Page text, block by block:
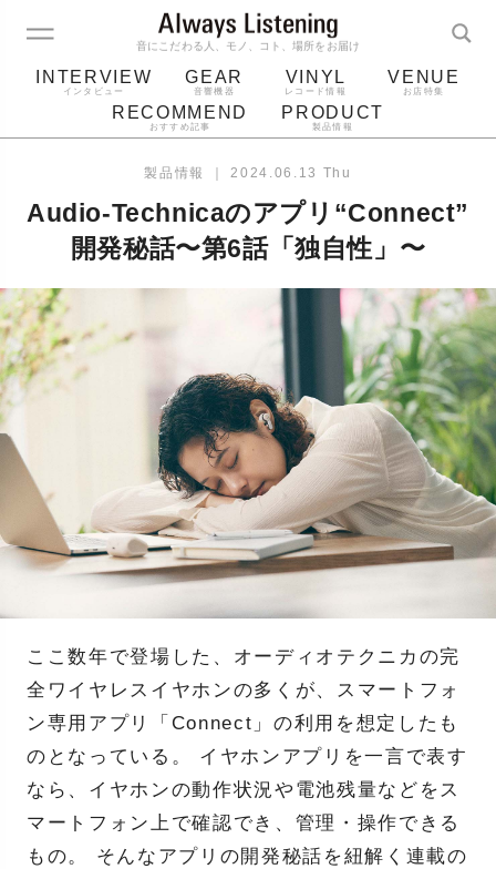
音にこだわる人、モノ、コト、場所をお届け
INTERVIEW
インタビュー
GEAR
音響機器
VINYL
レコード情報
VENUE
お店特集
RECOMMEND
おすすめ記事
PRODUCT
製品情報
bluetooth
レコード針
製品情報 ｜ 2024.06.13 Thu
Audio-Technicaのアプリ“Connect”
開発秘話〜第6話「独自性」〜
ここ数年で登場した、オーディオテクニカの完
全ワイヤレスイヤホンの多くが、スマートフォ
ン専用アプリ「Connect」の利用を想定したも
のとなっている。 イヤホンアプリを一言で表す
なら、イヤホンの動作状況や電池残量などをス
マートフォン上で確認でき、管理・操作できる
もの。 そんなアプリの開発秘話を紐解く連載の